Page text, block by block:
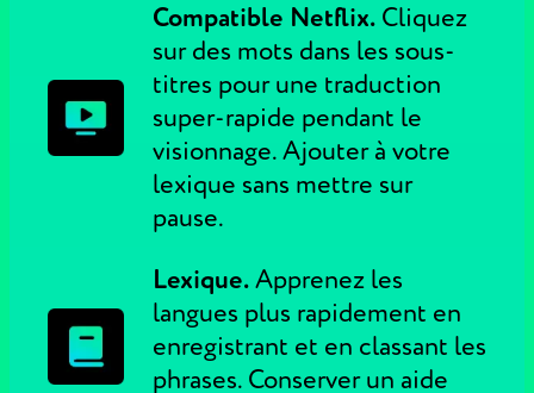
Compatible Netflix. Cliquez
sur des mots dans les sous-
titres pour une traduction
super-rapide pendant le
visionnage. Ajouter à votre
lexique sans mettre sur
pause.
Lexique.Apprenez les
langues plus rapidement en
enregistrant et en classant les
phrases. Conserver un aide